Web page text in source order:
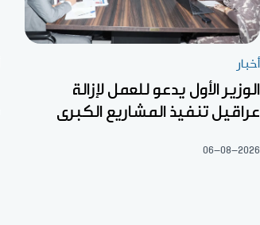
أخبار
الوزير الأول يدعو للعمل لإزالة
عراقيل تنفيذ المشاريع الكبرى
06-08-2026